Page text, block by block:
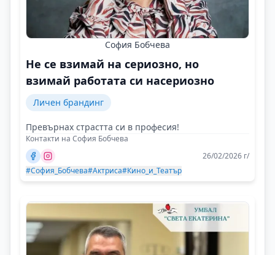
София Бобчева
Не се взимай на сериозно, но
взимай работата си насериозно
Личен брандинг
Превърнах страстта си в професия!
Контакти на София Бобчева
26/02/2026 г/
#София_Бобчева#Актриса#Кино_и_Театър